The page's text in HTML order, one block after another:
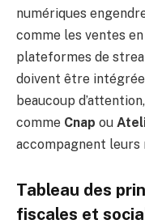
numériques
comme les ventes
plateformes de
doivent être
beaucoup
comme Cnap ou
accompagnent leurs
Tableau des
fiscales et